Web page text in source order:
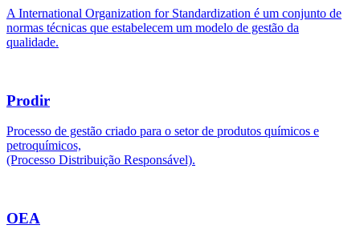
A International Organization for Standardization é um conjunto de
normas técnicas que estabelecem um modelo de gestão da
qualidade.
Prodir
Processo de gestão criado para o setor de produtos químicos e
petroquímicos,
(Processo Distribuição Responsável).
OEA